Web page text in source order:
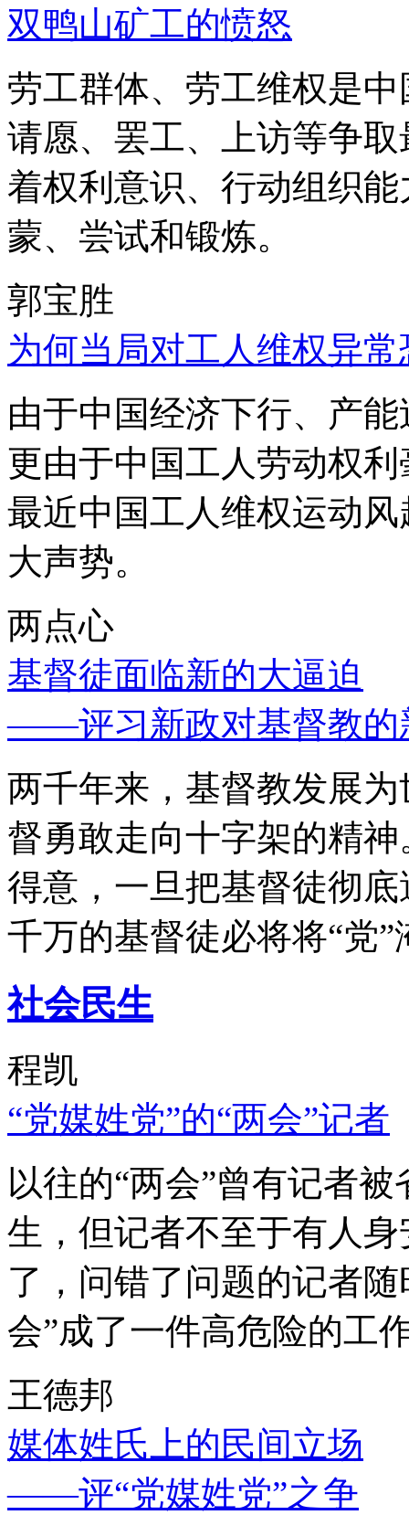
双鸭山矿工的愤怒
劳工群体、劳工维权是
请愿、罢工、上访等争
着权利意识、行动组织
蒙、尝试和锻炼。
郭宝胜
为何当局对工人维权异
由于中国经济下行、产
更由于中国工人劳动权
最近中国工人维权运动
大声势。
两点心
基督徒面临新的大逼迫
——评习新政对基督教的
两千年来，基督教发展
督勇敢走向十字架的精
得意，一旦把基督徒彻
千万的基督徒必将将“党”
社会民生
程凯
“党媒姓党”的“两会”记者
以往的“两会”曾有记者
生，但记者不至于有人
了，问错了问题的记者
会”成了一件高危险的工
王德邦
媒体姓氏上的民间立场
——评“党媒姓党”之争